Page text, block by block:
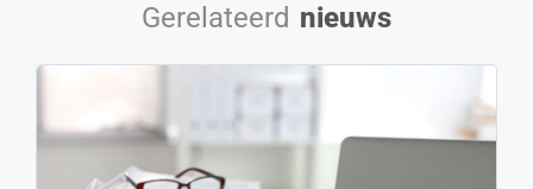
Gerelateerd nieuws